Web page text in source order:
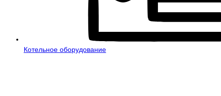
Котельное оборудование